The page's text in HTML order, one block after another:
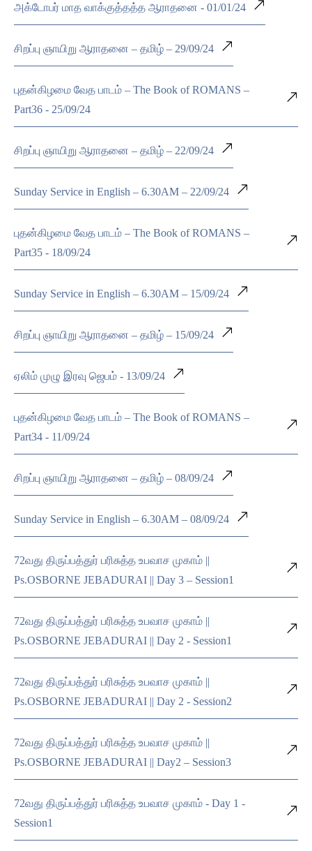
அக்டோபர் மாத வாக்குத்தத்த ஆராதனை - 01/01/24
சிறப்பு ஞாயிறு ஆராதனை – தமிழ் – 29/09/24
புதன்கிழமை வேத பாடம் – The Book of ROMANS –
Part36 - 25/09/24
சிறப்பு ஞாயிறு ஆராதனை – தமிழ் – 22/09/24
Sunday Service in English – 6.30AM – 22/09/24
புதன்கிழமை வேத பாடம் – The Book of ROMANS –
Part35 - 18/09/24
Sunday Service in English – 6.30AM – 15/09/24
சிறப்பு ஞாயிறு ஆராதனை – தமிழ் – 15/09/24
ஏலிம் முழு இரவு ஜெபம் - 13/09/24
புதன்கிழமை வேத பாடம் – The Book of ROMANS –
Part34 - 11/09/24
சிறப்பு ஞாயிறு ஆராதனை – தமிழ் – 08/09/24
Sunday Service in English – 6.30AM – 08/09/24
72வது திருப்பத்துர் பரிசுத்த உபவாச முகாம் ||
Ps.OSBORNE JEBADURAI || Day 3 – Session1
72வது திருப்பத்துர் பரிசுத்த உபவாச முகாம் ||
Ps.OSBORNE JEBADURAI || Day 2 - Session1
72வது திருப்பத்துர் பரிசுத்த உபவாச முகாம் ||
Ps.OSBORNE JEBADURAI || Day 2 - Session2
72வது திருப்பத்துர் பரிசுத்த உபவாச முகாம் ||
Ps.OSBORNE JEBADURAI || Day2 – Session3
72வது திருப்பத்துர் பரிசுத்த உபவாச முகாம் - Day 1 -
Session1